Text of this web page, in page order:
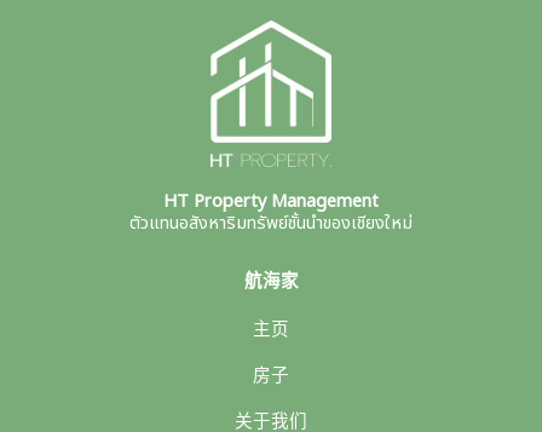
HT Property Management
ตัวแทนอสังหาริมทรัพย์ชั้นนำของเชียงใหม่
航海家
主页
房子
关于我们